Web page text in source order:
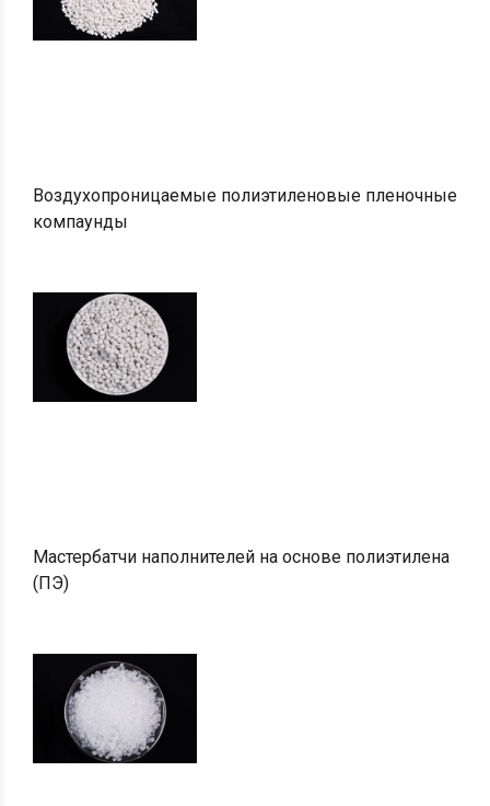
Воздухопроницаемые полиэтиленовые пленочные
компаунды
Мастербатчи наполнителей на основе полиэтилена
(ПЭ)